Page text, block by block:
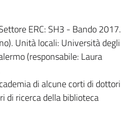
ERC: SH3 - Bando 2017.
Unità locali: Università degli
(responsabile: Laura
di alcune corti di dottori
di ricerca della biblioteca